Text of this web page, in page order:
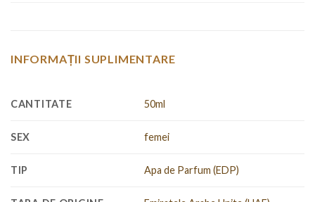
INFORMAȚII SUPLIMENTARE
CANTITATE 50ml
SEX femei
TIP Apa de Parfum (EDP)